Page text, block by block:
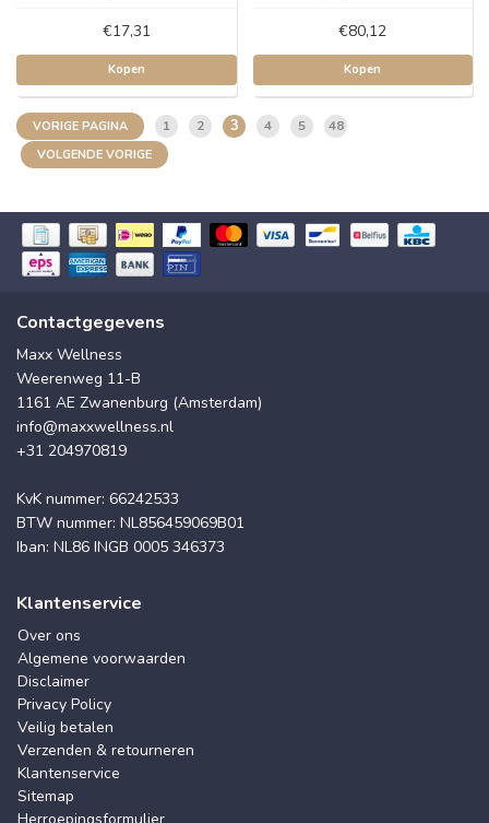
€17,31
Kopen
€80,12
Kopen
VORIGE PAGINA 1 2 3 4 5 48
VOLGENDE VORIGE
Contactgegevens
Maxx Wellness
Weerenweg 11-B
1161 AE Zwanenburg (Amsterdam)
info@maxxwellness.nl
+31 204970819
KvK nummer: 66242533
BTW nummer: NL856459069B01
Iban: NL86 INGB 0005 346373
Klantenservice
Over ons
Algemene voorwaarden
Disclaimer
Privacy Policy
Veilig betalen
Verzenden & retourneren
Klantenservice
Sitemap